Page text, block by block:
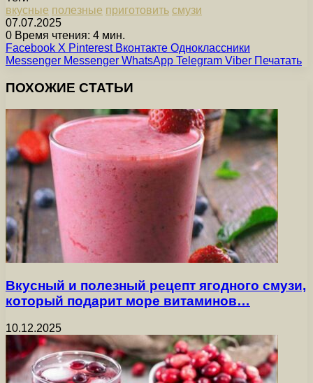
вкусные полезные приготовить смузи
07.07.2025
0 Время чтения: 4 мин.
Facebook X Pinterest Вконтакте Одноклассники
Messenger Messenger WhatsApp Telegram Viber Печатать
ПОХОЖИЕ СТАТЬИ
Вкусный и полезный рецепт ягодного смузи,
который подарит море витаминов…
10.12.2025